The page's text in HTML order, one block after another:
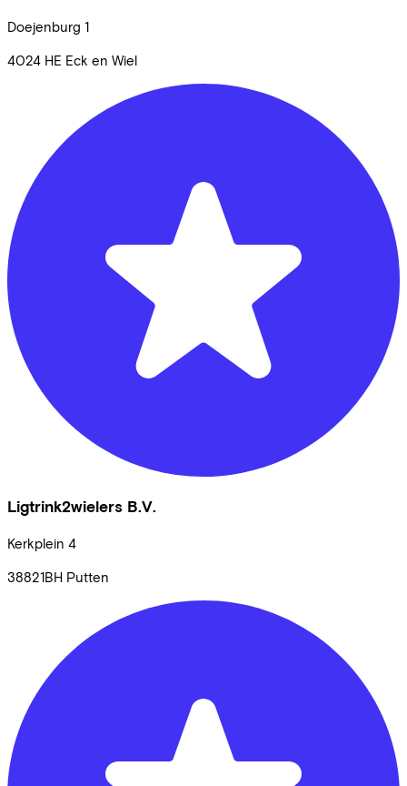
Doejenburg 1
4024 HE Eck en Wiel
Ligtrink2wielers B.V.
Kerkplein 4
38821BH Putten